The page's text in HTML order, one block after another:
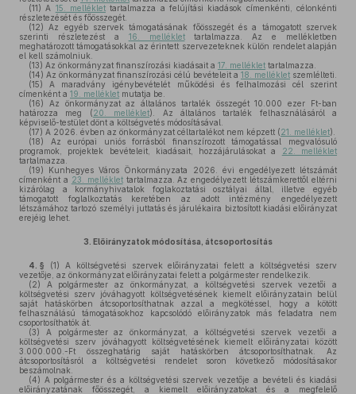
(11) A 15. melléklet tartalmazza a felújítási kiadások címenkénti, célonkénti
részletezését és főösszegét.
(12) Az egyéb szervek támogatásának főösszegét és a támogatott szervek
szerinti részletezést a 16. melléklettartalmazza. Az e mellékletben
meghatározott támogatásokkal az érintett szervezeteknek külön rendelet alapján
el kell számolniuk.
(13) Az önkormányzat finanszírozási kiadásait a 17. melléklet tartalmazza.
(14) Az önkormányzat finanszírozási célú bevételeit a 18. melléklet szemlélteti.
(15) A maradvány igénybevételét működési és felhalmozási cél szerint
címenként a 19. melléklet mutatja be.
(16) Az önkormányzat az általános tartalék összegét 10.000 ezer Ft-ban
határozza meg (20. melléklet). Az általános tartalék felhasználásáról a
képviselő-testület dönt a költségvetés módosításával.
(17) A 2026. évben az önkormányzat céltartalékot nem képzett (21. melléklet).
(18) Az európai uniós forrásból finanszírozott támogatással megvalósuló
programok, projektek bevételeit, kiadásait, hozzájárulásokat a
22. melléklet
tartalmazza.
(19) Kunhegyes Város Önkormányzata 2026. évi engedélyezett létszámát
címenként a 23. melléklettartalmazza. Az engedélyezett létszámkerettől eltérni
kizárólag a kormányhivatalok foglakoztatási osztályai által, illetve egyéb
támogatott foglalkoztatás keretében az adott intézmény engedélyezett
létszámához tartozó személyi juttatás és járulékaira biztosított kiadási előirányzat
erejéig lehet.
3. Előirányzatok módosítása, átcsoportosítás
4. § (1) A költségvetési szervek előirányzatai felett a költségvetési szerv
vezetője, az önkormányzat előirányzatai felett a polgármester rendelkezik.
(2) A polgármester az önkormányzat, a költségvetési szervek vezetői a
költségvetési szerv jóváhagyott költségvetésének kiemelt előirányzatain belül
saját hatáskörben átcsoportosíthatnak azzal a megkötéssel, hogy a kötött
felhasználású támogatásokhoz kapcsolódó előirányzatok más feladatra nem
csoportosíthatók át.
(3) A polgármester az önkormányzat, a költségvetési szervek vezetői a
költségvetési szerv jóváhagyott költségvetésének kiemelt előirányzatai között
3.000.000.-Ft összeghatárig saját hatáskörben átcsoportosíthatnak. Az
átcsoportosításról a költségvetési rendelet soron következő módosításakor
beszámolnak.
(4) A polgármester és a költségvetési szervek vezetője a bevételi és kiadási
előirányzatának főösszegét, a kiemelt előirányzatokat és a megfelelő